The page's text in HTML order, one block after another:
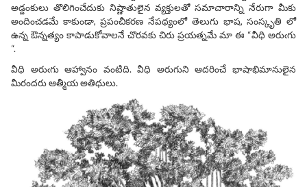
అడ్డంకులు తొలిగించేదుకు నిష్ణాతులైన వ్యక్తులతో సమాచారాన్ని నేరుగా మీకు
అందించడమే కాకుండా, ప్రపంచీకరణ నేపథ్యంలో తెలుగు భాష, సంస్కృతి లో
ఉన్న ఔన్నత్యం కాపాడుకోవాలనే చొరవకు చిరు ప్రయత్నమే మా ఈ “వీధి అరుఁగు
“.
వీధి అరుఁగు ఆహ్వానం వంటిది. వీధి అరుగుని ఆదరించే భాషాభిమానులైన
మీరందరు ఆత్మీయ అతిధులు.